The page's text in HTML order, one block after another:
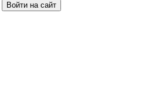
Войти на сайт